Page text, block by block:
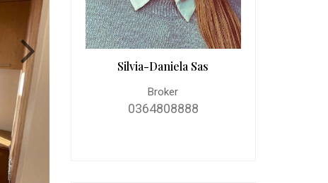
Silvia-Daniela Sas
Broker
0364808888